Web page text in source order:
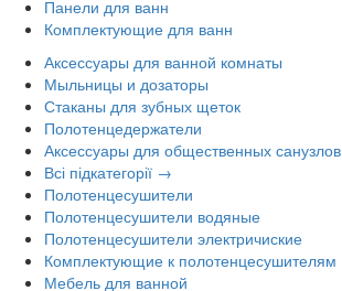
Панели для ванн
Комплектующие для ванн
Аксессуары для ванной комнаты
Мыльницы и дозаторы
Стаканы для зубных щеток
Полотенцедержатели
Аксессуары для общественных санузлов
Всі підкатегорії →
Полотенцесушители
Полотенцесушители водяные
Полотенцесушители электричиские
Комплектующие к полотенцесушителям
Мебель для ванной